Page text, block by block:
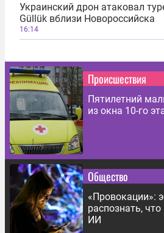
Украинский дрон атаковал
Güllük вблизи Новороссийска
16:14
Происшествия
Пятилетний
из окна 10-го
Общество
«Провокации»:
распознать,
ИИ